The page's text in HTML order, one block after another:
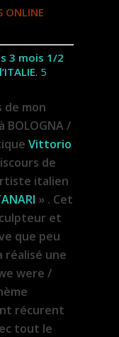
ONLINE
3 mois 1/2
. 5
de mon
BOLOGNA /
Vittorio
de
italien
» . Cet
et
que peu
réalisé une
were /
récurent
tout le